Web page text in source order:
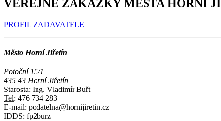
VEŘEJNÉ ZAKÁZKY MĚSTA HORNÍ
PROFIL ZADAVATELE
Město Horní Jiřetín
Potoční 15/1
435 43 Horní Jiřetín
Starosta: Ing. Vladimír Buřt
Tel: 476 734 283
E-mail: podatelna@hornijiretin.cz
IDDS: fp2burz